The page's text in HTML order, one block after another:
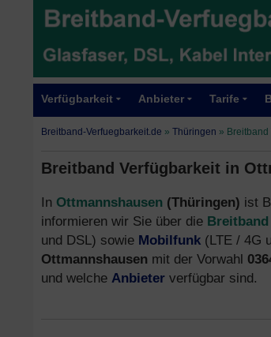
Verfügbarkeit Anbieter Tarife
Breitband-Verfuegbarkeit.de » Thüringen »
Breitband Verfügbarkeit in
In Ottmannshausen (Thüringen) ist
informieren wir Sie über die
und DSL) sowie Mobilfunk (LTE / 4G
Ottmannshausen mit der Vorwahl
und welche Anbieter verfügbar sind.